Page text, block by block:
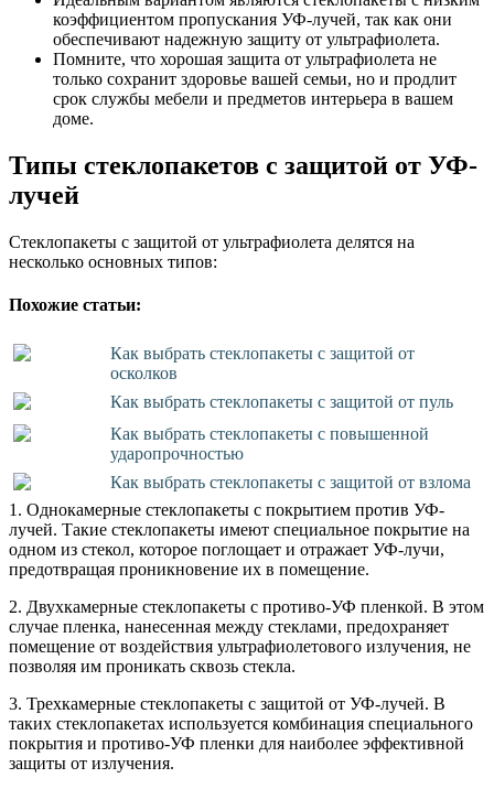
коэффициентом пропускания УФ-лучей, так как они
обеспечивают надежную защиту от ультрафиолета.
Помните, что хорошая защита от ультрафиолета не
только сохранит здоровье вашей семьи, но и продлит
срок службы мебели и предметов интерьера в вашем
доме.
Типы стеклопакетов с защитой от УФ-
лучей
Стеклопакеты с защитой от ультрафиолета делятся на
несколько основных типов:
Похожие статьи:
Как выбрать стеклопакеты с защитой от
осколков
Как выбрать стеклопакеты с защитой от пуль
Как выбрать стеклопакеты с повышенной
ударопрочностью
Как выбрать стеклопакеты с защитой от взлома
1. Однокамерные стеклопакеты с покрытием против УФ-
лучей. Такие стеклопакеты имеют специальное покрытие на
одном из стекол, которое поглощает и отражает УФ-лучи,
предотвращая проникновение их в помещение.
2. Двухкамерные стеклопакеты с противо-УФ пленкой. В этом
случае пленка, нанесенная между стеклами, предохраняет
помещение от воздействия ультрафиолетового излучения, не
позволяя им проникать сквозь стекла.
3. Трехкамерные стеклопакеты с защитой от УФ-лучей. В
таких стеклопакетах используется комбинация специального
покрытия и противо-УФ пленки для наиболее эффективной
защиты от излучения.